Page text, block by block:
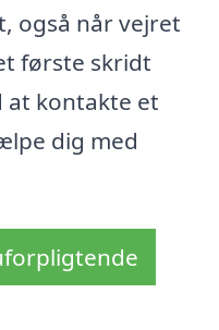
også når vejret
første skridt
at kontakte et
dig med